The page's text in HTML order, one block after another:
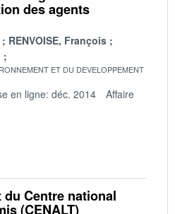
des agents
RENVOISE, François
ET DU DEVELOPPEMENT
en ligne: déc. 2014
Affaire
Centre national
(CENALT)